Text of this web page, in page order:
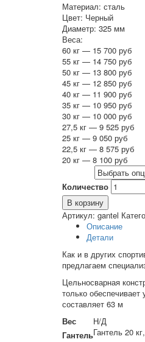
Материал: сталь
Цвет: Черный
Диаметр: 325 мм
Веса:
60 кг — 15 700 руб
55 кг — 14 750 руб
50 кг — 13 800 руб
45 кг — 12 850 руб
40 кг — 11 900 руб
35 кг — 10 950 руб
30 кг — 10 000 руб
27,5 кг — 9 525 руб
25 кг — 9 050 руб
22,5 кг — 8 575 руб
20 кг — 8 100 руб
Количество
В корзину
Артикул: gantel
Описание
Детали
Как и в других
предлагаем
Цельносварная
только
составляет 63 м
Вес
Н/Д
ГантельГантель 20